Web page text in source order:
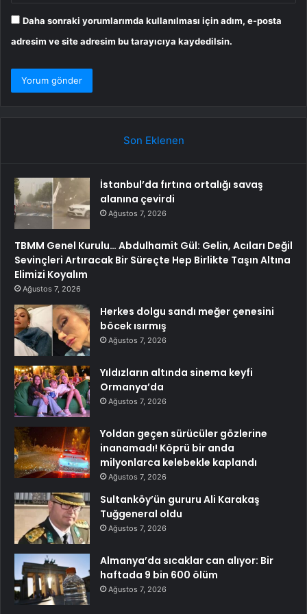
Daha sonraki yorumlarımda kullanılması için adım, e-posta
adresim ve site adresim bu tarayıcıya kaydedilsin.
Son Eklenen
İstanbul’da fırtına ortalığı savaş
alanına çevirdi
Ağustos 7, 2026
TBMM Genel Kurulu… Abdulhamit Gül: Gelin, Acıları Değil
Sevinçleri Artıracak Bir Süreçte Hep Birlikte Taşın Altına
Elimizi Koyalım
Ağustos 7, 2026
Herkes dolgu sandı meğer çenesini
böcek ısırmış
Ağustos 7, 2026
Yıldızların altında sinema keyfi
Ormanya’da
Ağustos 7, 2026
Yoldan geçen sürücüler gözlerine
inanamadı! Köprü bir anda
milyonlarca kelebekle kaplandı
Ağustos 7, 2026
Sultanköy’ün gururu Ali Karakaş
Tuğgeneral oldu
Ağustos 7, 2026
Almanya’da sıcaklar can alıyor: Bir
haftada 9 bin 600 ölüm
Ağustos 7, 2026